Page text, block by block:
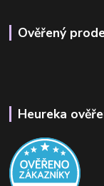
Ověřený
Heureka